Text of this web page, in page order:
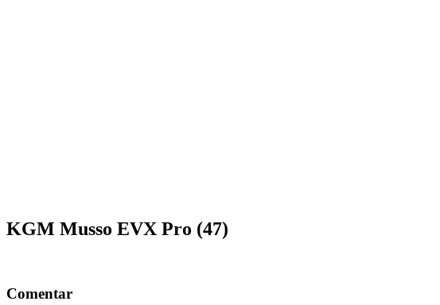
KGM Musso EVX Pro (47)
Comentar